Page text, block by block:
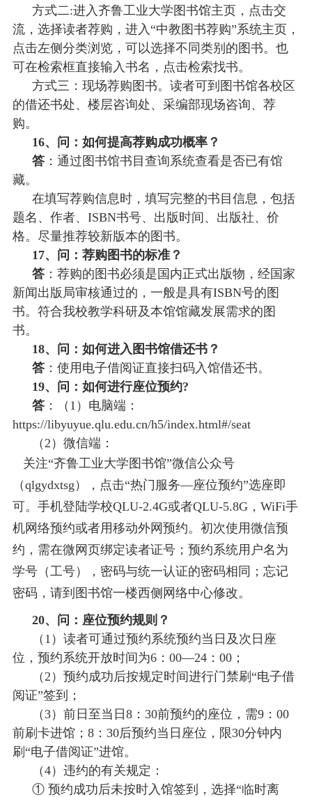
方式二:进入齐鲁工业大学图书馆主页，点击交
流，选择读者荐购，进入“中教图书荐购”系统主页，
点击左侧分类浏览，可以选择不同类别的图书。也
可在检索框直接输入书名，点击检索找书。
方式三：现场荐购图书。读者可到图书馆各校区
的借还书处、楼层咨询处、采编部现场咨询、荐
购。
16、问：如何提高荐购成功概率？
答：通过图书馆书目查询系统查看是否已有馆
藏。
在填写荐购信息时，填写完整的书目信息，包括
题名、作者、 ISBN书号、出版时间、出版社、价
格。尽量推荐较新版本的图书。
17、问：荐购图书的标准？
答：荐购的图书必须是国内正式出版物，经国家
新闻出版局审核通过的，一般是具有ISBN号的图
书。符合我校教学科研及本馆馆藏发展需求的图
书。
18、问：如何进入图书馆借还书？
答：使用电子借阅证直接扫码入馆借还书。
19、问：如何进行座位预约?
答：（ 1）电脑端：
https://libyuyue.qlu.edu.cn/h5/index.html#/seat
（ 2）微信端：
关注“齐鲁工业大学图书馆”微信公众号
（qlgydxtsg），点击“热门服务—座位预约”选座即
可。手机登陆学校QLU-2.4G或者QLU-5.8G，WiFi手
机网络预约或者用移动外网预约。初次使用微信预
约，需在微网页绑定读者证号；预约系统用户名为
学号（工号），密码与统一认证的密码相同；忘记
密码，请到图书馆一楼西侧网络中心修改。
20、问：座位预约规则？
（ 1）读者可通过预约系统预约当日及次日座
位，预约系统开放时间为6：00—24：00；
（ 2）预约成功后按规定时间进行门禁刷“电子借
阅证”签到；
（3）前日至当日8：30前预约的座位，需9：00
前刷卡进馆；8：30后预约当日座位，限30分钟内
刷“电子借阅证”进馆。
（4）违约的有关规定：
① 预约成功后未按时入馆签到，选择“临时离